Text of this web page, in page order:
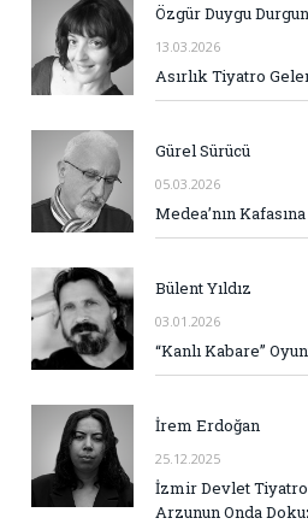
Özgür Duygu Durgun
13.03.2026
Asırlık Tiyatro
Gürel Sürücü
05.03.2026
Medea’nın
Bülent Yıldız
03.01.2026
“Kanlı Kabare”
İrem Erdoğan
25.12.2025
İzmir Devlet
Arzunun Onda